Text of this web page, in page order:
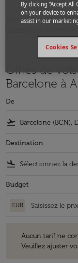
Accueil Vols
Offres de
Barcelone à
De
flight_takeoff
Destination
flight_land
Budget
EUR
Aucun tarif ne
Veuillez ajuster
By clicking “Accept
on your device to
assist in our
Cookies